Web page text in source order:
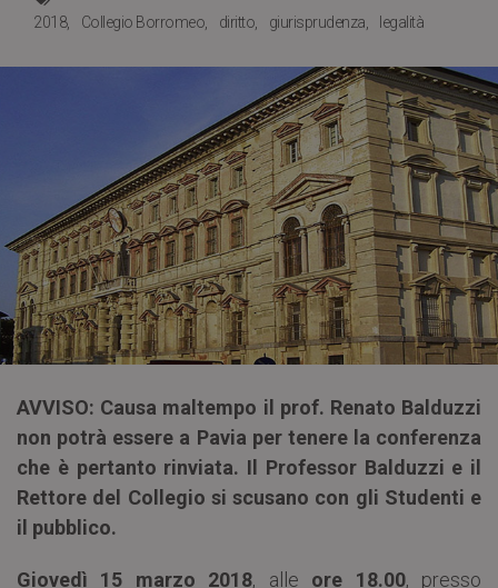
2018 Collegio Borromeo diritto giurisprudenza legalità
AVVISO: Causa maltempo il prof. Renato Balduzzi
non potrà essere a Pavia per tenere la conferenza
che è pertanto rinviata. Il Professor Balduzzi e il
Rettore del Collegio si scusano con gli Studenti e
il pubblico.
Giovedì 15 marzo 2018, alle ore 18.00, presso